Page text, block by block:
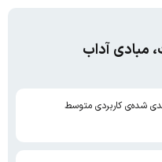
مبادی آداب
شده‌ی کاربردی متوسط